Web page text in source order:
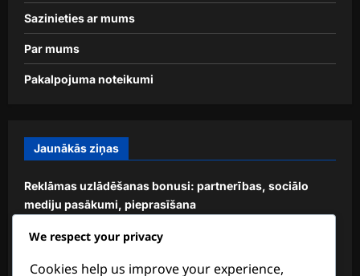
Sazinieties ar mums
Par mums
Pakalpojuma noteikumi
Jaunākās ziņas
Reklāmas uzlādēšanas bonusi: partnerības, sociālo
mediju pasākumi, pieprasīšana
Izbeigtā pasākuma nozīmīgie balvas: Ko darīt, Biežākās
We respect your privacy
Cookies help us improve your experience,